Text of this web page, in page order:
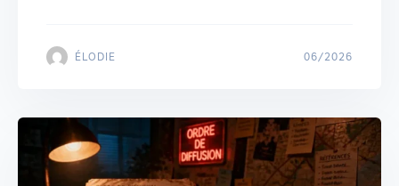
ÉLODIE 06/2026